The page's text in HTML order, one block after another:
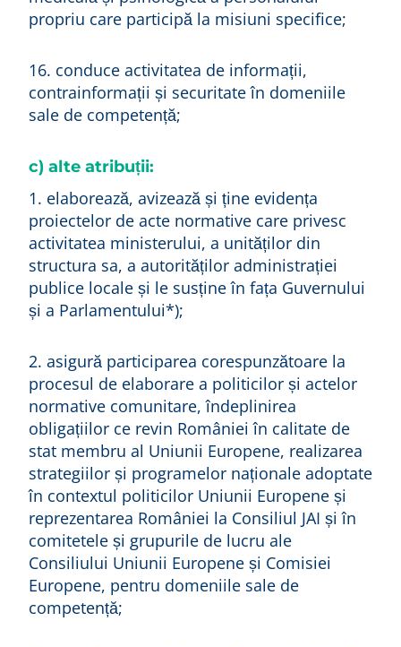
propriu care participă la misiuni specifice;
16. conduce activitatea de informații,
contrainformații și securitate în domeniile
sale de competență;
c) alte atribuții:
1. elaborează, avizează și ține evidența
proiectelor de acte normative care privesc
activitatea ministerului, a unităților din
structura sa, a autorităților administrației
publice locale și le susține în fața Guvernului
și a Parlamentului*);
2. asigură participarea corespunzătoare la
procesul de elaborare a politicilor și actelor
normative comunitare, îndeplinirea
obligațiilor ce revin României în calitate de
stat membru al Uniunii Europene, realizarea
strategiilor și programelor naționale adoptate
în contextul politicilor Uniunii Europene și
reprezentarea României la Consiliul JAI și în
comitetele și grupurile de lucru ale
Consiliului Uniunii Europene și Comisiei
Europene, pentru domeniile sale de
competență;